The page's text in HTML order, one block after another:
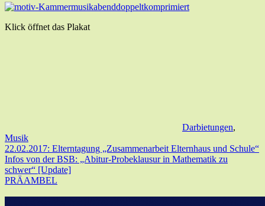
Klick öffnet das Plakat
Darbietungen,
Musik
22.02.2017: Elterntagung „Zusammenarbeit Elternhaus und Schule“
Infos von der BSB: „Abitur-Probeklausur in Mathematik zu
schwer“ [Update]
PRÄAMBEL